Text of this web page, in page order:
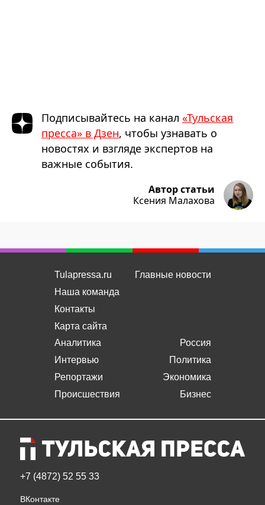
Подписывайтесь на канал «Тульская
пресса» в Дзен, чтобы узнавать о
новостях и взгляде экспертов на
важные события.
Автор статьи
Ксения Малахова
Tulapressa.ru
Наша команда
Контакты
Карта сайта
Главные новости
Аналитика
Интервью
Репортажи
Происшествия
Россия
Политика
Экономика
Бизнес
+7 (4872) 52 55 33
ВКонтакте